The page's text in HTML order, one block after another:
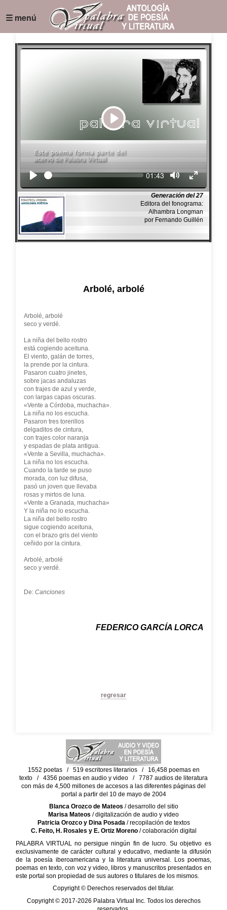
☰ menú
Play
Seek Current
01:43
Generación del 27
Editora del fonograma:
Alhambra Longman
por Fernando Guillén
Arbolé, arbolé
Arbolé, arbolé
seco y verdé.
La niña del bello rostro
está cogiendo aceituna.
El viento, galán de torres,
la prende por la cintura.
Pasaron cuatro jinetes,
sobre jacas andaluzas
con trajes de azul y verde,
con largas capas oscuras.
«Vente a Córdoba, muchacha».
La niña no los escucha.
Pasaron tres torerillos
delgaditos de cintura,
con trajes color naranja
y espadas de plata antigua.
«Vente a Sevilla, muchacha».
La niña no los escucha.
Cuando la tarde se puso
morada, con luz difusa,
pasó un joven que llevaba
rosas y mirtos de luna.
«Vente a Granada, muchacha»
Y la niña no lo escucha.
La niña del bello rostro
sigue cogiendo aceituna,
con el brazo gris del viento
ceñido por la cintura.
Arbolé, arbolé
seco y verdé.
De: Canciones
FEDERICO GARCÍA LORCA
regresar
1552 poetas / 519 escritores literarios / 16,458 poemas en
texto / 4356 poemas en audio y video / 7787 audios de literatura
con más de 4,500 millones de accesos a las diferentes páginas del
portal a partir del 10 de mayo de 2004
Blanca Orozco de Mateos / desarrollo del sitio
Marisa Mateos / digitalización de audio y video
Patricia Orozco y Dina Posada/ recopilación de textos
C. Feito, H. Rosales y E. Ortiz Moreno/ colaboración digital
PALABRA VIRTUAL no persigue ningún fin de lucro. Su objetivo es
exclusivamente de carácter cultural y educativo, mediante la difusión
de la poesía iberoamericana y la literatura universal. Los poemas,
poemas en texto, con voz y video, libros y manuscritos presentados en
este portal son propiedad de sus autores o titulares de los mismos.
Copyright © Derechos reservados del titular.
Copyright © 2017-2026 Palabra Virtual Inc. Todos los derechos